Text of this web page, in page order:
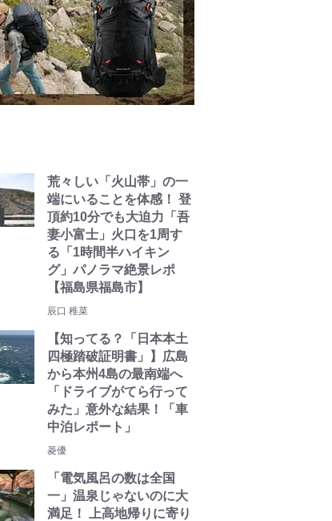
荒々しい「火山帯」の一
端にいることを体感！ 登
頂約10分でも大迫力「吾
妻小富士」火口を1周す
る「1時間半ハイキン
グ」パノラマ絶景レポ
【福島県福島市】
辰口 稚菜
【知ってる？「日本本土
四極踏破証明書」】広島
から本州4島の最南端へ
「ドライブがてら行って
みた」意外な結果！「車
中泊レポート」
菱優
「電気風呂の数は全国
一」温泉じゃないのに大
満足！ 上高地帰りに寄り